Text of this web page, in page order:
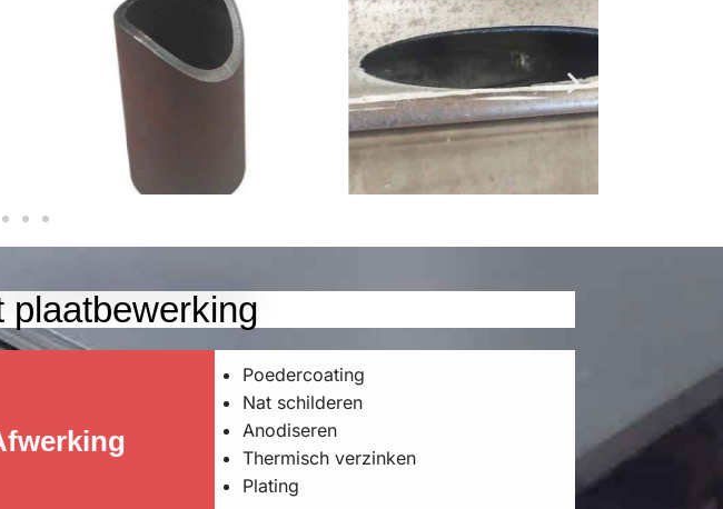
plaatbewerking
Poedercoating
Nat schilderen
Anodiseren
Thermisch verzinken
Plating